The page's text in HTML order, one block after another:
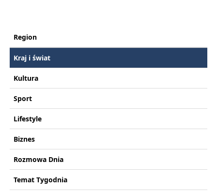
Region
Kraj i świat
Kultura
Sport
Lifestyle
Biznes
Rozmowa Dnia
Temat Tygodnia